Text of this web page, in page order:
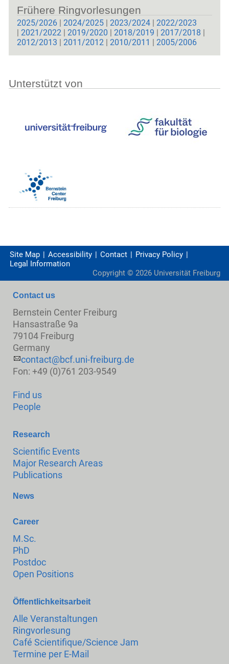
Frühere Ringvorlesungen
2025/2026 | 2024/2025 | 2023/2024 | 2022/2023
| 2021/2022 | 2019/2020 | 2018/2019 | 2017/2018 |
2012/2013 | 2011/2012 | 2010/2011 | 2005/2006
Unterstützt von
Site Map Accessibility Contact
Privacy Policy
Legal Information
Copyright © 2026 Universität Freiburg
Contact us
Bernstein Center Freiburg
Hansastraße 9a
79104 Freiburg
Germany
contact@bcf.uni-freiburg.de
Fon: +49 (0)761 203-9549
Find us
People
Research
Scientific Events
Major Research Areas
Publications
News
Career
M.Sc.
PhD
Postdoc
Open Positions
Öffentlichkeitsarbeit
Alle Veranstaltungen
Ringvorlesung
Café Scientifique/Science Jam
Termine per E-Mail